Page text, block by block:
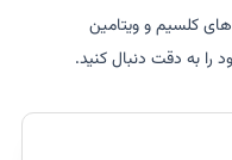
کلسیم و ویتامین